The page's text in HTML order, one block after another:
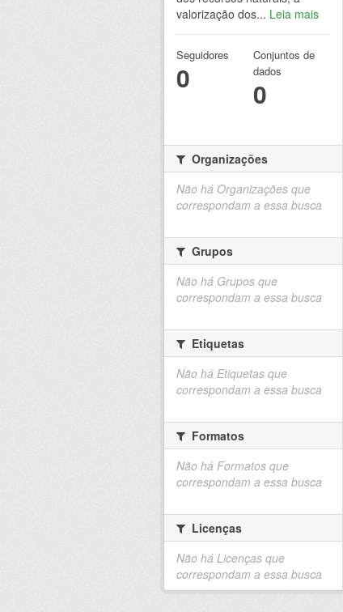
valorização dos... Leia mais
Seguidores
0
Conjuntos de
dados
0
Organizações
Não há Organizações que
correspondam a essa busca
Grupos
Não há Grupos que
correspondam a essa busca
Etiquetas
Não há Etiquetas que
correspondam a essa busca
Formatos
Não há Formatos que
correspondam a essa busca
Licenças
Não há Licenças que
correspondam a essa busca